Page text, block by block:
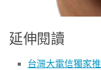
延伸閱讀
台灣大電信獨家